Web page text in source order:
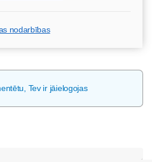
nodarbības
Tev ir jāielogojas